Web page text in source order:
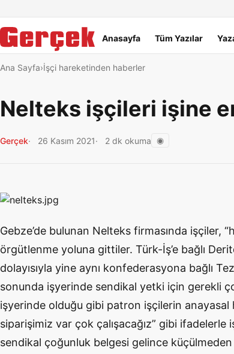
Ana menü
Anasayfa Tüm Yazılar
Ana Sayfa İşçi hareketinden haberler
Nelteks işçileri işine
Gerçek 26 Kasım 2021 2 dk okuma ◉
Gebze’de bulunan Nelteks firmasında işçiler,
örgütlenme yoluna gittiler. Türk-İş’e bağlı
dolayısıyla yine aynı konfederasyona bağlı
sonunda işyerinde sendikal yetki için gerekli
işyerinde olduğu gibi patron işçilerin anayasal
siparişimiz var çok çalışacağız” gibi
sendikal çoğunluk belgesi gelince